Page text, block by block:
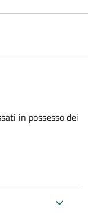
in possesso dei